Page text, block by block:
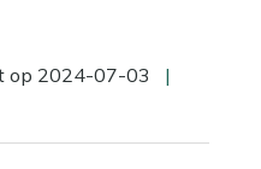
op 2024-07-03
|